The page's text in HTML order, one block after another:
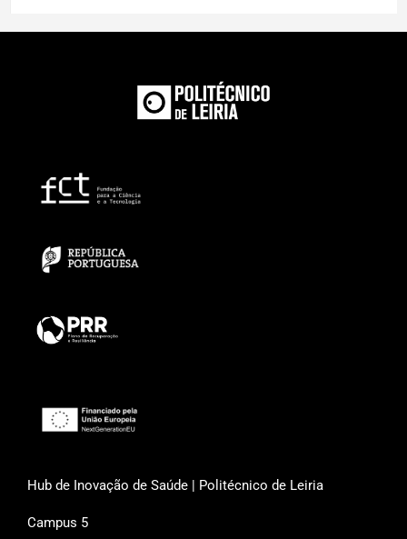
Hub de Inovação de Saúde | Politécnico de Leiria
Campus 5